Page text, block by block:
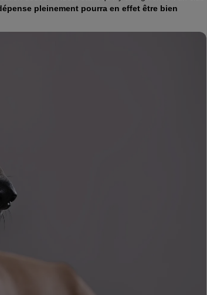
pleinement pourra en effet être bien